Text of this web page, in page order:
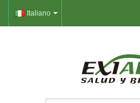
Italiano